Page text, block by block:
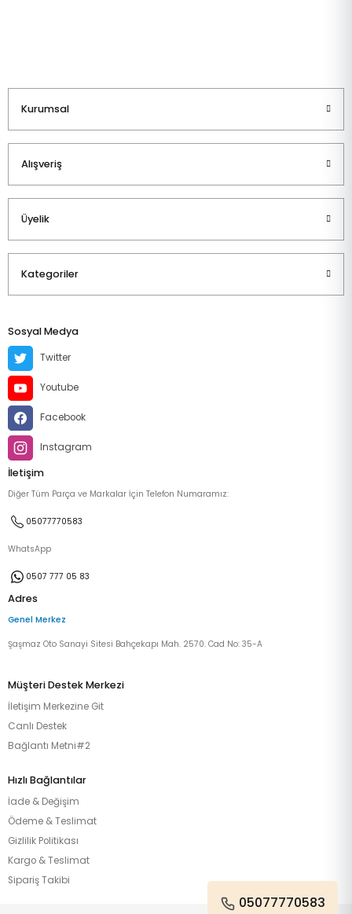
Kurumsal
Alışveriş
Üyelik
Kategoriler
Sosyal Medya
Twitter
Youtube
Facebook
Instagram
İletişim
Diğer Tüm Parça ve Markalar İçin Telefon Numaramız:
05077770583
WhatsApp
0507 777 05 83
Adres
Genel Merkez
Şaşmaz Oto Sanayi Sitesi Bahçekapı Mah. 2570. Cad No: 35-A
Müşteri Destek Merkezi
İletişim Merkezine Git
Canlı Destek
Bağlantı Metni#2
Hızlı Bağlantılar
İade & Değişim
Ödeme & Teslimat
Gizlilik Politikası
Kargo & Teslimat
Sipariş Takibi
05077770583